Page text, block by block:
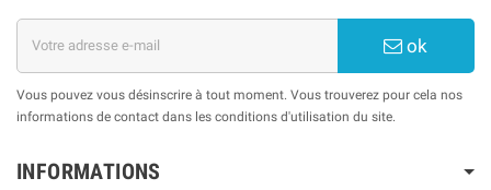
ok
Vous pouvez vous désinscrire à tout moment. Vous trouverez pour cela nos
informations de contact dans les conditions d'utilisation du site.
INFORMATIONS